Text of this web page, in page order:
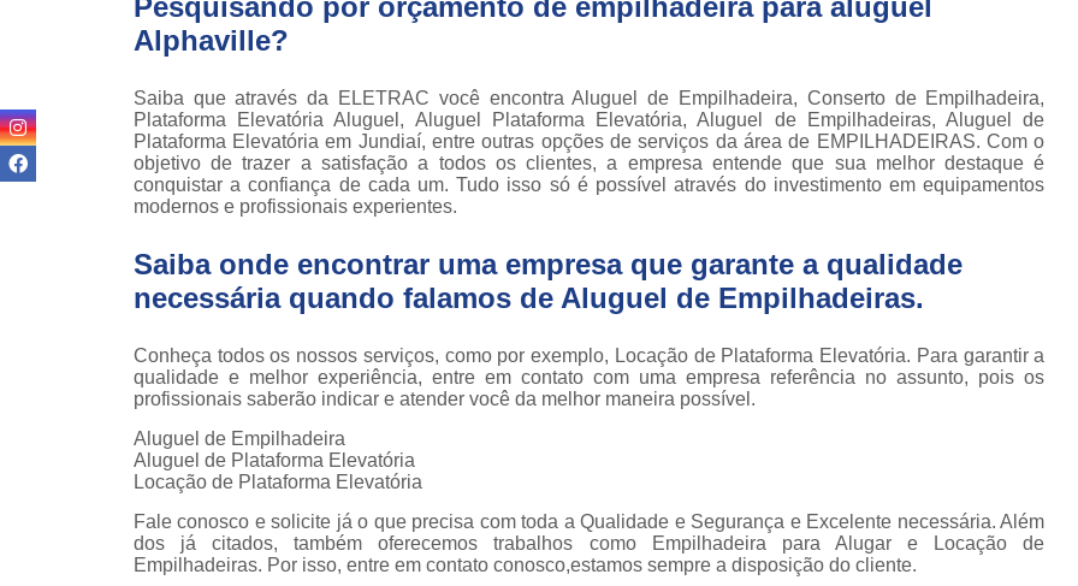
tesoura
Venda de
empilhadeiras
skam
Conserto para Empilhadeira
Conserto para
Conserto de
Conserto de
Conserto de
Pesquisando por orçamento de empilhadeira para aluguel
Alphaville?
Saiba que através da ELETRAC você encontra Aluguel de Empilhadeira, Conserto de Empilhadeira,
Plataforma Elevatória Aluguel, Aluguel Plataforma Elevatória, Aluguel de Empilhadeiras, Aluguel de
Plataforma Elevatória em Jundiaí, entre outras opções de serviços da área de EMPILHADEIRAS. Com o
objetivo de trazer a satisfação a todos os clientes, a empresa entende que sua melhor destaque é
conquistar a confiança de cada um. Tudo isso só é possível através do investimento em equipamentos
modernos e profissionais experientes.
Saiba onde encontrar uma empresa que garante a qualidade
necessária quando falamos de Aluguel de Empilhadeiras.
Conheça todos os nossos serviços, como por exemplo, Locação de Plataforma Elevatória. Para garantir a
qualidade e melhor experiência, entre em contato com uma empresa referência no assunto, pois os
profissionais saberão indicar e atender você da melhor maneira possível.
Aluguel de Empilhadeira
Aluguel de Plataforma Elevatória
Locação de Plataforma Elevatória
Fale conosco e solicite já o que precisa com toda a Qualidade e Segurança e Excelente necessária. Além
dos já citados, também oferecemos trabalhos como Empilhadeira para Alugar e Locação de
Empilhadeiras. Por isso, entre em contato conosco,estamos sempre a disposição do cliente.